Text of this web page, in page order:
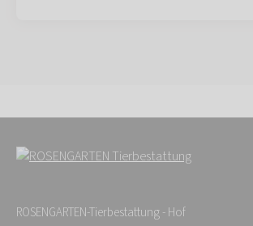
ROSENGARTEN-Tierbestattung - Hof